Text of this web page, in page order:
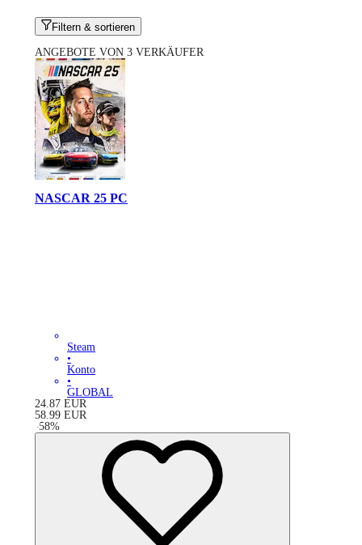
Filtern & sortieren
ANGEBOTE VON 3 VERKÄUFER
NASCAR 25 PC
Steam
•
Konto
•
GLOBAL
24.87 EUR
58.99 EUR
-58%